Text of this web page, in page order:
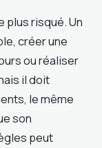
plus risqué. Un
créer une
ou réaliser
il doit
le même
son
peut